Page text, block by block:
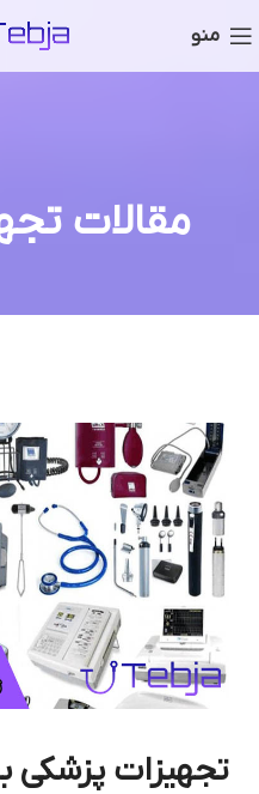
منو
مقالات
تجهیزات پزشکی